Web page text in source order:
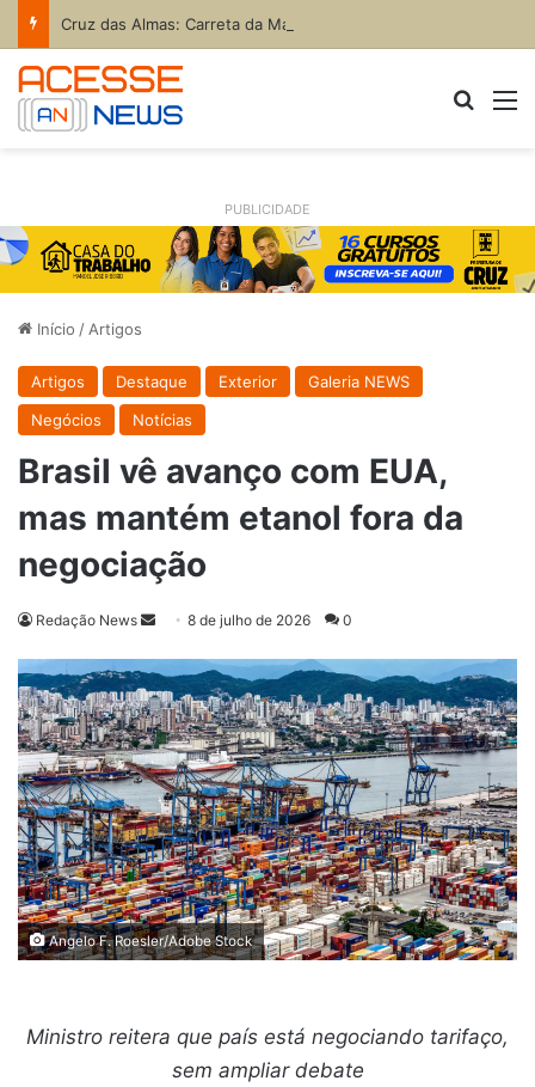
PUBLICIDADE
Início / Artigos
Artigos Destaque Exterior
Galeria NEWS
Negócios
Notícias
Brasil vê avanço com EUA,
mas mantém etanol fora da
negociação
Redação News
Mande
e-
mail
8 de julho de 2026 0
Angelo F. Roesler/Adobe Stock
Ministro reitera que país está negociando tarifaço,
sem ampliar debate